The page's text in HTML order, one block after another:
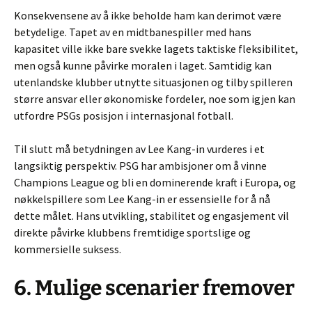
Konsekvensene av å ikke beholde ham kan derimot være
betydelige. Tapet av en midtbanespiller med hans
kapasitet ville ikke bare svekke lagets taktiske fleksibilitet,
men også kunne påvirke moralen i laget. Samtidig kan
utenlandske klubber utnytte situasjonen og tilby spilleren
større ansvar eller økonomiske fordeler, noe som igjen kan
utfordre PSGs posisjon i internasjonal fotball.
Til slutt må betydningen av Lee Kang-in vurderes i et
langsiktig perspektiv. PSG har ambisjoner om å vinne
Champions League og bli en dominerende kraft i Europa, og
nøkkelspillere som Lee Kang-in er essensielle for å nå
dette målet. Hans utvikling, stabilitet og engasjement vil
direkte påvirke klubbens fremtidige sportslige og
kommersielle suksess.
6. Mulige scenarier fremover